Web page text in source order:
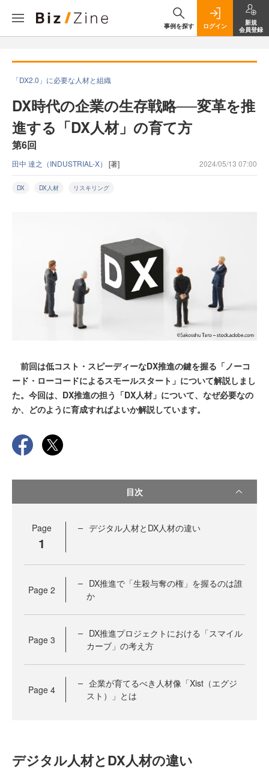
事例を探す ログイン
新規
会員登録
「DX2.0」に必要な人材と組織
DX時代の企業の生存戦略──変革を推
進する「DX人材」の育て方
第6回
田中 達之（INDUSTRIAL-X） [著] 2024/05/13 07:00
DX DX人材 リスキリング
前回は低コスト・スピーディーなDX推進の鍵を握る「ノーコ
ード・ローコードによるスモールスタート」について解説しまし
た。今回は、DX推進の担う「DX人材」について、なぜ必要なの
か、どのように育成すればよいか解説しています。
目次
Page
1
デジタル人材とDX人材の違い
Page 2
DX推進で「生殺与奪の権」を握るのは誰
か
Page 3
DX推進プロジェクトにおける「スマイル
カーブ」の考え方
Page 4
企業が育てるべき人材像「Xist（エグジ
スト）」とは
デジタル人材とDX人材の違い